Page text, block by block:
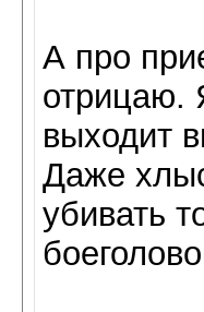
А про
отрицаю.
выходит
Даже
убивать